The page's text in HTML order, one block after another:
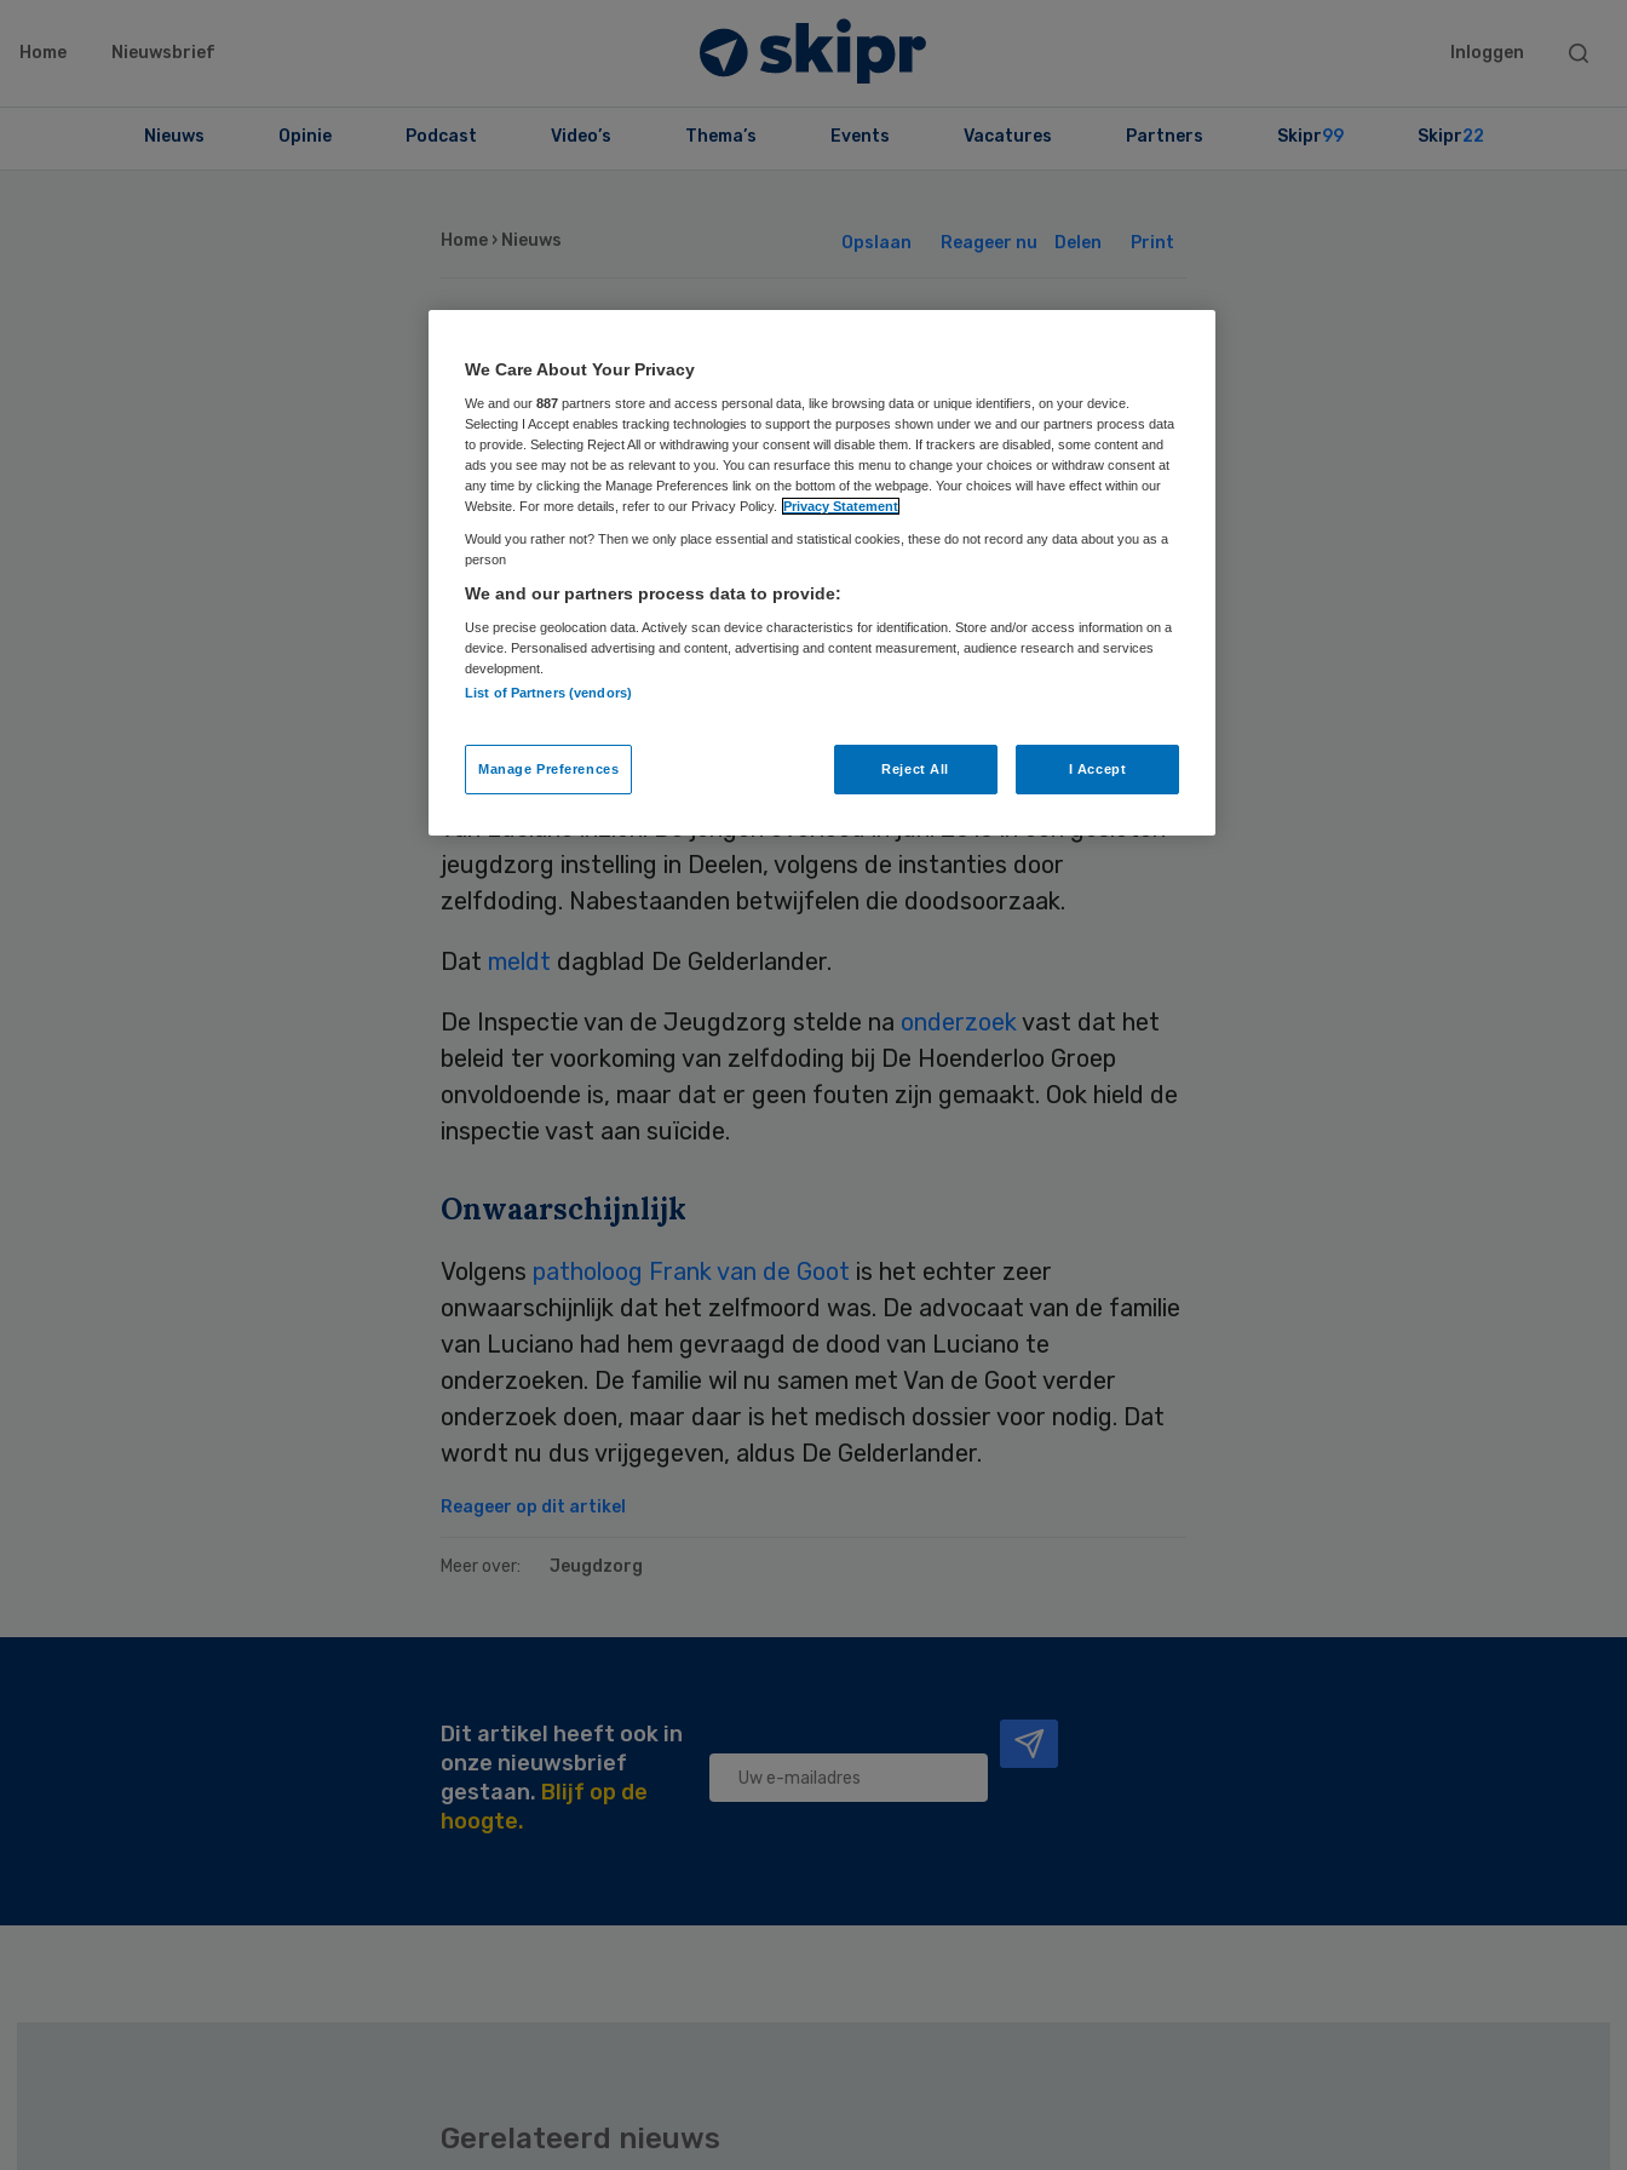
Home Nieuwsbrief Inloggen
Search
Nieuws Opinie Podcast Video’s Thema’s Events Vacatures Partners Skipr99 Skipr22
Home › Nieuws Opslaan Reageer nu Delen Print
‘Nabestaanden
Luciano mogen
medisch dossier
inzien’
Skipr Redactie
De nabestaanden van Luciano Ligthart mogen het medisch dossier
van Luciano inzien. De jongen overleed in juni 2016 in een gesloten
jeugdzorg instelling in Deelen, volgens de instanties door
zelfdoding. Nabestaanden betwijfelen die doodsoorzaak.
Dat meldt dagblad De Gelderlander.
De Inspectie van de Jeugdzorg stelde na onderzoekvast dat het
beleid ter voorkoming van zelfdoding bij De Hoenderloo Groep
onvoldoende is, maar dat er geen fouten zijn gemaakt. Ook hield de
inspectie vast aan suïcide.
Onwaarschijnlijk
Volgens patholoog Frank van de Goot is het echter zeer
onwaarschijnlijk dat het zelfmoord was. De advocaat van de familie
van Luciano had hem gevraagd de dood van Luciano te
onderzoeken. De familie wil nu samen met Van de Goot verder
onderzoek doen, maar daar is het medisch dossier voor nodig. Dat
wordt nu dus vrijgegeven, aldus De Gelderlander.
Reageer op dit artikel
Meer over: Jeugdzorg
Dit artikel heeft ook in
onze nieuwsbrief
gestaan. Blijf op de
hoogte.
Gerelateerd nieuws
We Care About Your Privacy
We and our 887 partners store and access personal data, like browsing data or unique identifiers, on your device.
Selecting I Accept enables tracking technologies to support the purposes shown under we and our partners process data
to provide. Selecting Reject All or withdrawing your consent will disable them. If trackers are disabled, some content and
ads you see may not be as relevant to you. You can resurface this menu to change your choices or withdraw consent at
any time by clicking the Manage Preferences link on the bottom of the webpage. Your choices will have effect within our
Website. For more details, refer to our Privacy Policy. Privacy Statement
Would you rather not? Then we only place essential and statistical cookies, these do not record any data about you as a
person
We and our partners process data to provide:
Use precise geolocation data. Actively scan device characteristics for identification. Store and/or access information on a
device. Personalised advertising and content, advertising and content measurement, audience research and services
development.
List of Partners (vendors)
Manage Preferences Reject All I Accept